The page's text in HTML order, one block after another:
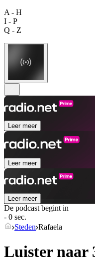
A - H
I - P
Q - Z
Leer meer
Leer meer
Leer meer
De podcast begint in
- 0 sec.
Steden Rafaela
Luister naar